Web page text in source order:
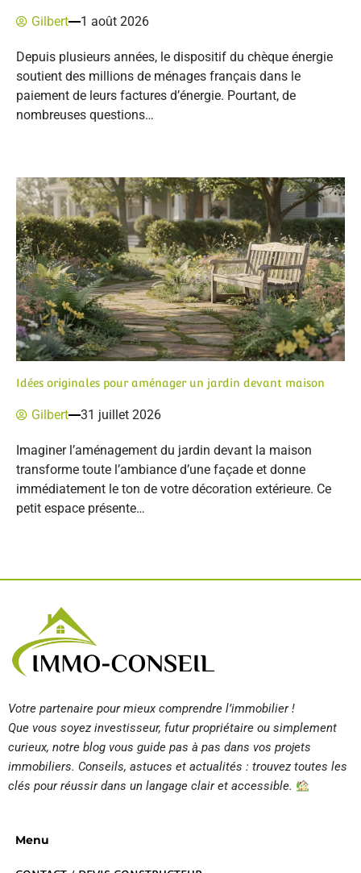
Gilbert 1 août 2026
Depuis plusieurs années, le dispositif du chèque énergie
soutient des millions de ménages français dans le
paiement de leurs factures d’énergie. Pourtant, de
nombreuses questions…
Idées originales pour aménager un jardin devant maison
Gilbert 31 juillet 2026
Imaginer l’aménagement du jardin devant la maison
transforme toute l’ambiance d’une façade et donne
immédiatement le ton de votre décoration extérieure. Ce
petit espace présente…
Votre partenaire pour mieux comprendre l’immobilier !
Que vous soyez investisseur, futur propriétaire ou simplement
curieux, notre blog vous guide pas à pas dans vos projets
immobiliers. Conseils, astuces et actualités : trouvez toutes les
clés pour réussir dans un langage clair et accessible.
Menu